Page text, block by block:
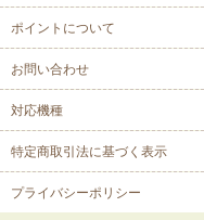
ポイントについて
お問い合わせ
対応機種
特定商取引法に基づく表示
プライバシーポリシー